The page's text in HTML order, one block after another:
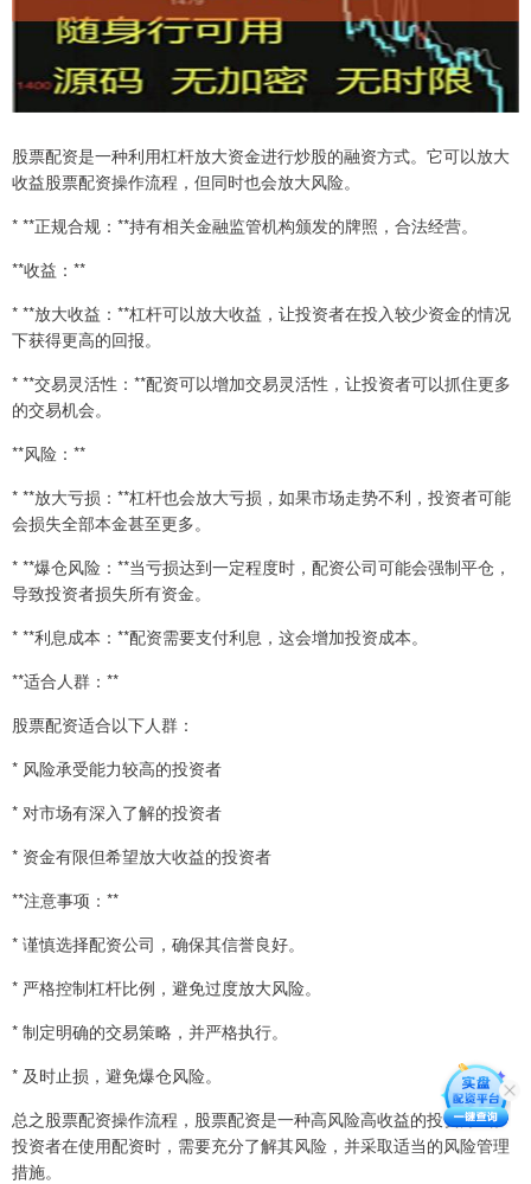
股票配资是一种利用杠杆放大资金进行炒股的融资方式。它可以放大
收益股票配资操作流程，但同时也会放大风险。
* **正规合规：**持有相关金融监管机构颁发的牌照，合法经营。
**收益：**
* **放大收益：**杠杆可以放大收益，让投资者在投入较少资金的情况
下获得更高的回报。
* **交易灵活性：**配资可以增加交易灵活性，让投资者可以抓住更多
的交易机会。
**风险：**
* **放大亏损：**杠杆也会放大亏损，如果市场走势不利，投资者可能
会损失全部本金甚至更多。
* **爆仓风险：**当亏损达到一定程度时，配资公司可能会强制平仓，
导致投资者损失所有资金。
* **利息成本：**配资需要支付利息，这会增加投资成本。
**适合人群：**
股票配资适合以下人群：
* 风险承受能力较高的投资者
* 对市场有深入了解的投资者
* 资金有限但希望放大收益的投资者
**注意事项：**
* 谨慎选择配资公司，确保其信誉良好。
* 严格控制杠杆比例，避免过度放大风险。
* 制定明确的交易策略，并严格执行。
* 及时止损，避免爆仓风险。
总之股票配资操作流程，股票配资是一种高风险高收益的投资方式。
投资者在使用配资时，需要充分了解其风险，并采取适当的风险管理
措施。